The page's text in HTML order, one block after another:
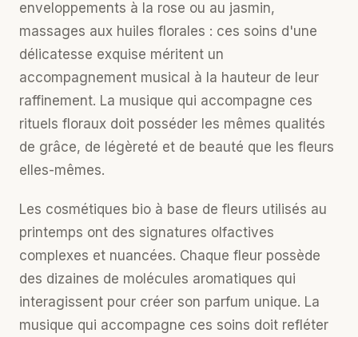
enveloppements à la rose ou au jasmin,
massages aux huiles florales : ces soins d'une
délicatesse exquise méritent un
accompagnement musical à la hauteur de leur
raffinement. La musique qui accompagne ces
rituels floraux doit posséder les mêmes qualités
de grâce, de légèreté et de beauté que les fleurs
elles-mêmes.
Les cosmétiques bio à base de fleurs utilisés au
printemps ont des signatures olfactives
complexes et nuancées. Chaque fleur possède
des dizaines de molécules aromatiques qui
interagissent pour créer son parfum unique. La
musique qui accompagne ces soins doit refléter